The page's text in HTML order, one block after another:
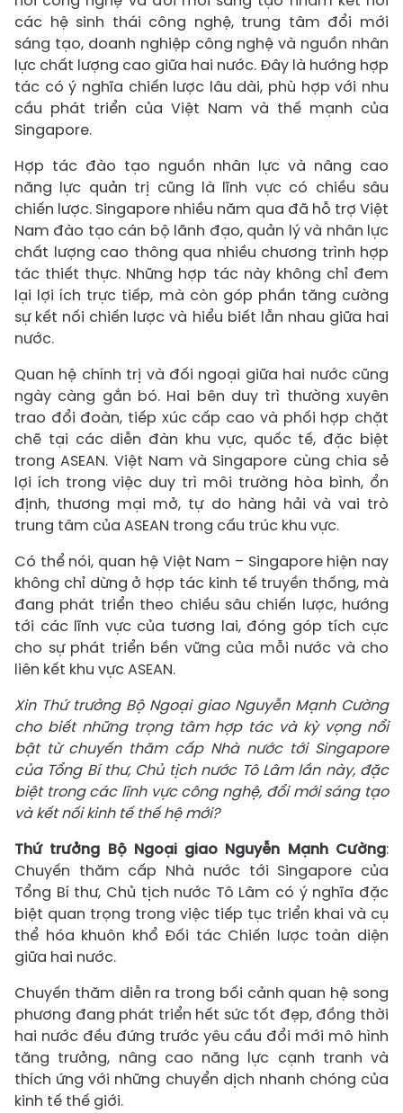
các hệ sinh thái công nghệ, trung tâm đổi mới
sáng tạo, doanh nghiệp công nghệ và nguồn nhân
lực chất lượng cao giữa hai nước. Đây là hướng hợp
tác có ý nghĩa chiến lược lâu dài, phù hợp với nhu
cầu phát triển của Việt Nam và thế mạnh của
Singapore.
Hợp tác đào tạo nguồn nhân lực và nâng cao
năng lực quản trị cũng là lĩnh vực có chiều sâu
chiến lược. Singapore nhiều năm qua đã hỗ trợ Việt
Nam đào tạo cán bộ lãnh đạo, quản lý và nhân lực
chất lượng cao thông qua nhiều chương trình hợp
tác thiết thực. Những hợp tác này không chỉ đem
lại lợi ích trực tiếp, mà còn góp phần tăng cường
sự kết nối chiến lược và hiểu biết lẫn nhau giữa hai
nước.
Quan hệ chính trị và đối ngoại giữa hai nước cũng
ngày càng gắn bó. Hai bên duy trì thường xuyên
trao đổi đoàn, tiếp xúc cấp cao và phối hợp chặt
chẽ tại các diễn đàn khu vực, quốc tế, đặc biệt
trong ASEAN. Việt Nam và Singapore cùng chia sẻ
lợi ích trong việc duy trì môi trường hòa bình, ổn
định, thương mại mở, tự do hàng hải và vai trò
trung tâm của ASEAN trong cấu trúc khu vực.
Có thể nói, quan hệ Việt Nam – Singapore hiện nay
không chỉ dừng ở hợp tác kinh tế truyền thống, mà
đang phát triển theo chiều sâu chiến lược, hướng
tới các lĩnh vực của tương lai, đóng góp tích cực
cho sự phát triển bền vững của mỗi nước và cho
liên kết khu vực ASEAN.
Xin Thứ trưởng Bộ Ngoại giao Nguyễn Mạnh Cường
cho biết những trọng tâm hợp tác và kỳ vọng nổi
bật từ chuyến thăm cấp Nhà nước tới Singapore
của Tổng Bí thư, Chủ tịch nước Tô Lâm lần này, đặc
biệt trong các lĩnh vực công nghệ, đổi mới sáng tạo
và kết nối kinh tế thế hệ mới?
Thứ trưởng Bộ Ngoại giao Nguyễn Mạnh Cường:
Chuyến thăm cấp Nhà nước tới Singapore của
Tổng Bí thư, Chủ tịch nước Tô Lâm có ý nghĩa đặc
biệt quan trọng trong việc tiếp tục triển khai và cụ
thể hóa khuôn khổ Đối tác Chiến lược toàn diện
giữa hai nước.
Chuyến thăm diễn ra trong bối cảnh quan hệ song
phương đang phát triển hết sức tốt đẹp, đồng thời
hai nước đều đứng trước yêu cầu đổi mới mô hình
tăng trưởng, nâng cao năng lực cạnh tranh và
thích ứng với những chuyển dịch nhanh chóng của
kinh tế thế giới.